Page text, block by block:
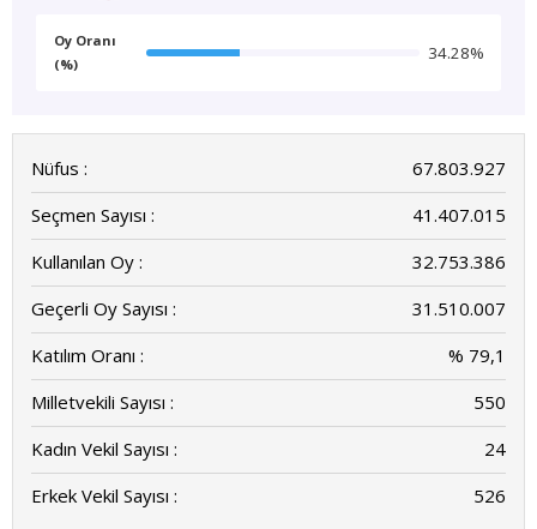
Oy Oranı
(%)
34.28%
Nüfus :
67.803.927
Seçmen Sayısı :
41.407.015
Kullanılan Oy :
32.753.386
Geçerli Oy Sayısı :
31.510.007
Katılım Oranı :
% 79,1
Milletvekili Sayısı :
550
Kadın Vekil Sayısı :
24
Erkek Vekil Sayısı :
526